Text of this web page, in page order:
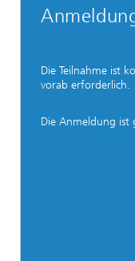
Die Teilnahme ist
vorab erforderlich.
Die Anmeldung ist